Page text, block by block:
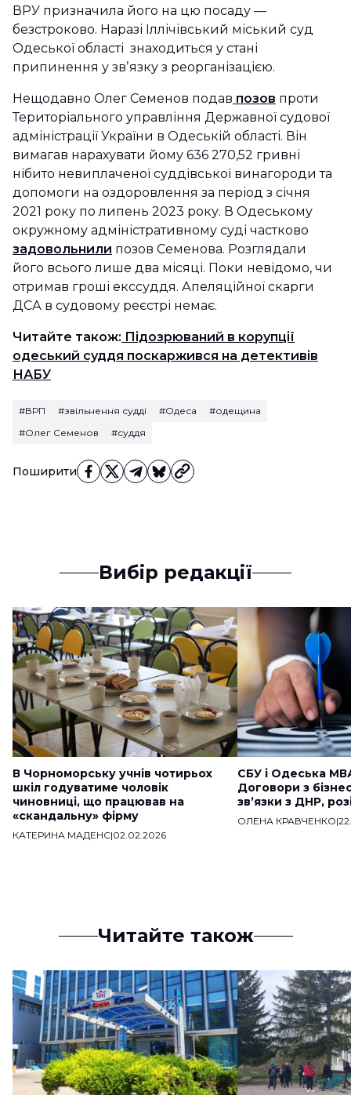
Поширити
ВРУ призначила його на цю посаду —
безстроково. Наразі Іллічівський міський суд
Одеської області знаходиться у стані
припинення у звʼязку з реорганізацією.
Нещодавно Олег Семенов подав позов проти
Територіального управління Державної судової
адміністрації України в Одеській області. Він
вимагав нарахувати йому 636 270,52 гривні
нібито невиплаченої суддівської винагороди та
допомоги на оздоровлення за період з січня
2021 року по липень 2023 року. В Одеському
окружному адміністративному суді частково
задовольнили позов Семенова. Розглядали
його всього лише два місяці. Поки невідомо, чи
отримав гроші екссуддя. Апеляційної скарги
ДСА в судовому реєстрі немає.
Читайте також: Підозрюваний в корупції
одеський суддя поскаржився на детективів
НАБУ
#ВРП #звільнення судді #Одеса
#одещина
#Олег Семенов
#суддя
Вибір редакції
В Чорноморську учнів чотирьох
шкіл годуватиме чоловік
чиновниці, що працював на
«скандальну» фірму
КАТЕРИНА МАДЕНС|02.02.2026
СБУ і Одеська
Договори з
звʼязки з ДНР,
ОЛЕНА КРАВЧЕНКО|
Читайте також